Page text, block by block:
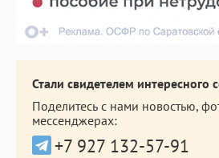
Стали свидетелем интересного
Поделитесь с нами новостью,
мессенджерах:
+7 927 132-57-91